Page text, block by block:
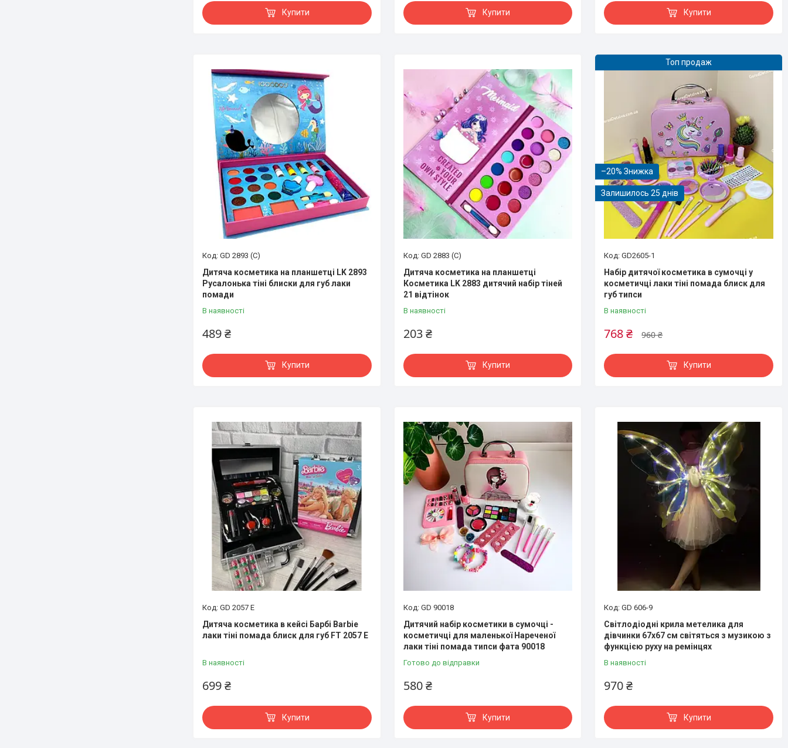
Купити Купити Купити
GD 2893 (С)
Дитяча косметика на планшетці LK 2893
Русалонька тіні блиски для губ лаки
помади
В наявності
489 ₴
Купити
GD 2883 (С)
Дитяча косметика на планшетці
Косметика LK 2883 дитячий набір тіней
21 відтінок
В наявності
203 ₴
Купити
Топ продаж
–20%
Залишилось 25 днів
GD2605-1
Набір дитячої косметика в сумочці у
косметичці лаки тіні помада блиск для
губ типси
В наявності
960 ₴
768 ₴
Купити
GD 2057 E
Дитяча косметика в кейсі Барбі Barbie
лаки тіні помада блиск для губ FT 2057 E
В наявності
699 ₴
Купити
GD 90018
Дитячий набір косметики в сумочці -
косметичці для маленької Нареченої
лаки тіні помада типси фата 90018
Готово до відправки
580 ₴
Купити
GD 606-9
Світлодіодні крила метелика для
дівчинки 67х67 см світяться з музикою з
функцією руху на ремінцях
В наявності
970 ₴
Купити